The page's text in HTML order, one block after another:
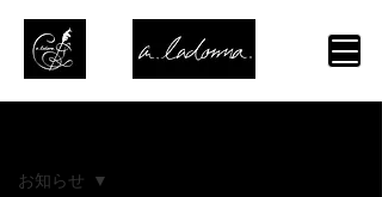
お知らせ